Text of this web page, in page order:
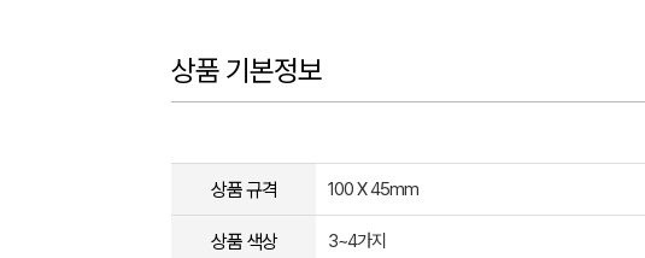
상품 기본정보
상품 규격 100 X 45mm
상품 색상 3~4가지